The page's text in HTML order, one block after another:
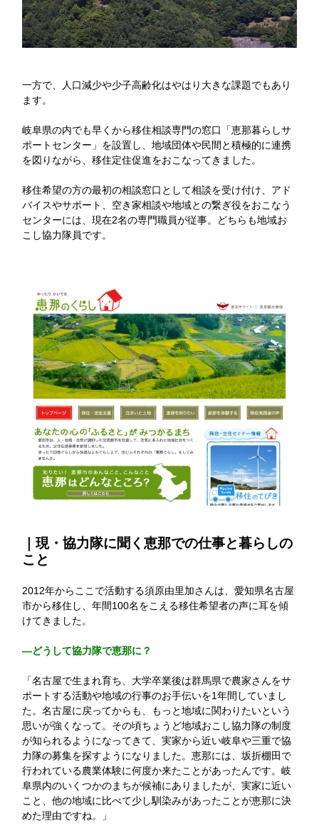
一方で、人口減少や少子高齢化はやはり大きな課題でもあり
ます。
岐阜県の内でも早くから移住相談専門の窓口「恵那暮らしサ
ポートセンター」を設置し、地域団体や民間と積極的に連携
を図りながら、移住定住促進をおこなってきました。
移住希望の方の最初の相談窓口として相談を受け付け、アド
バイスやサポート、空き家相談や地域との繋ぎ役をおこなう
センターには、現在2名の専門職員が従事。どちらも地域お
こし協力隊員です。
｜現・協力隊に聞く恵那での仕事と暮らしの
こと
2012年からここで活動する須原由里加さんは、愛知県名古屋
市から移住し、年間100名をこえる移住希望者の声に耳を傾
けてきました。
—どうして協力隊で恵那に？
「名古屋で生まれ育ち、大学卒業後は群馬県で農家さんをサ
ポートする活動や地域の行事のお手伝いを1年間していまし
た。名古屋に戻ってからも、もっと地域に関わりたいという
思いが強くなって。その頃ちょうど地域おこし協力隊の制度
が知られるようになってきて、実家から近い岐阜や三重で協
力隊の募集を探すようになりました。恵那には、坂折棚田で
行われている農業体験に何度か来たことがあったんです。岐
阜県内のいくつかのまちが候補にありましたが、実家に近い
こと、他の地域に比べて少し馴染みがあったことが恵那に決
めた理由ですね。」